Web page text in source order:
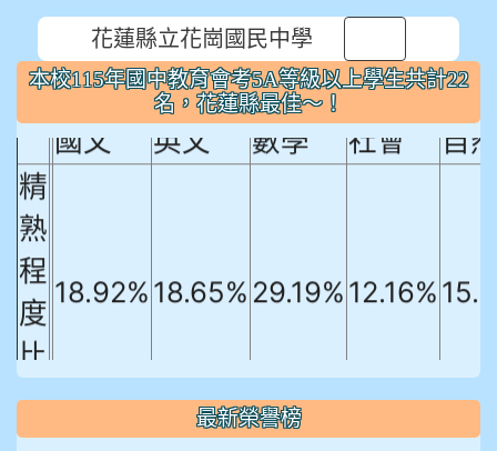
花蓮縣立花崗國民中學
本校115年國中教育會考5A等級以上學生共計22
名，花蓮縣最佳～！
本校115年國中教育會考5A等級以上
學生共計22名，花蓮縣最佳～！
國文
英文 數學 社會
自
精
熟
程
度
比
18.92% 18.65% 29.19% 12.16%
906陳兆宏 5A10+ 作文5
最新榮譽榜